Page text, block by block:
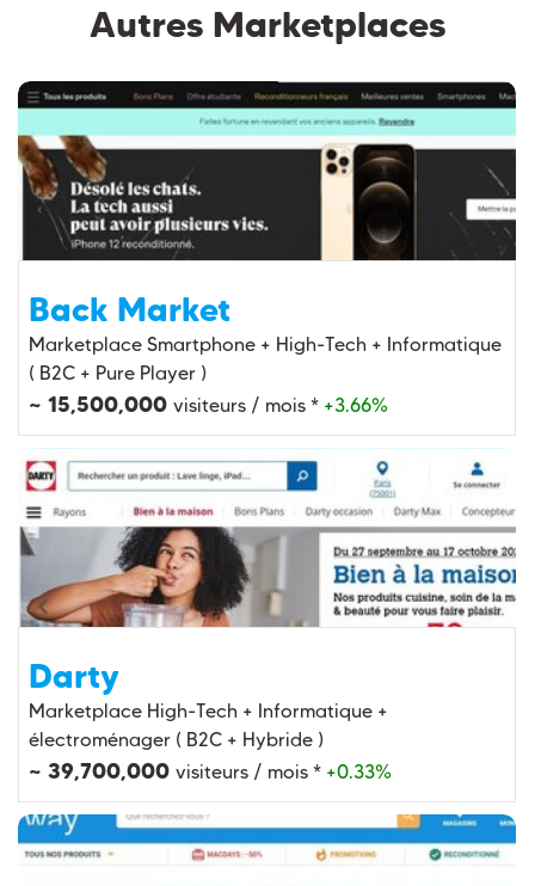
Autres Marketplaces
Back Market
Marketplace Smartphone + High-Tech + Informatique
( B2C + Pure Player )
~ 15,500,000 visiteurs / mois * +3.66%
Darty
Marketplace High-Tech + Informatique +
électroménager ( B2C + Hybride )
~ 39,700,000 visiteurs / mois * +0.33%